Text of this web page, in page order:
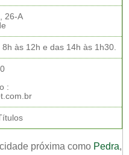
26-A
8h às 12h e das 14h às 1h30.
:
próxima como Pedra,